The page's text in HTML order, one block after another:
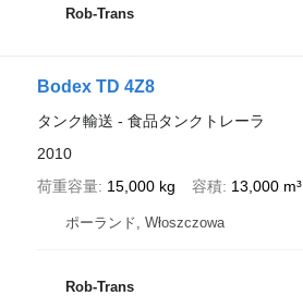
Rob-Trans
Bodex TD 4Z8
タンク輸送 - 食品タンクトレーラ
2010
荷重容量 15,000 kg 容積 13,000 m³
ポーランド, Włoszczowa
Rob-Trans